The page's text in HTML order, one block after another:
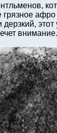
этот
внимание.